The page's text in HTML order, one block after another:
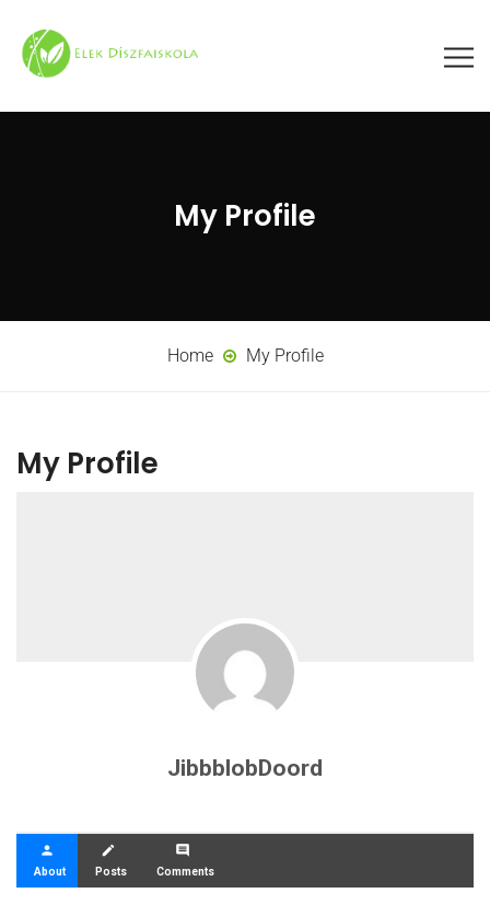
My Profile
Home My Profile
My Profile
JibbblobDoord
person
About
create
Posts
comment
Comments